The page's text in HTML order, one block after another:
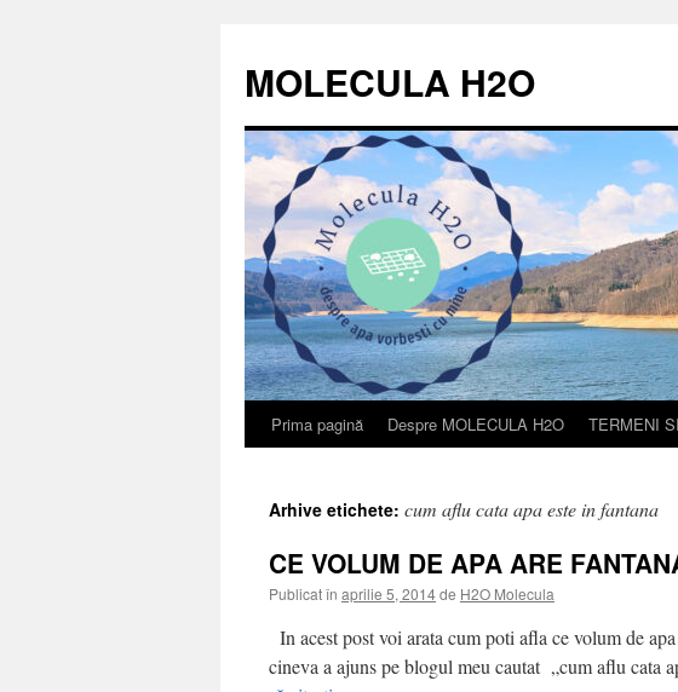
conținut
MOLECULA H2O
Prima pagină Despre MOLECULA H2O TERMENI
Arhive etichete: cum aflu cata apa este in fantana
CE VOLUM DE APA ARE
Publicat în aprilie 5, 2014de H2O Molecula
In acest post voi arata cum poti afla ce volum de
cineva a ajuns pe blogul meu cautat „cum aflu cata